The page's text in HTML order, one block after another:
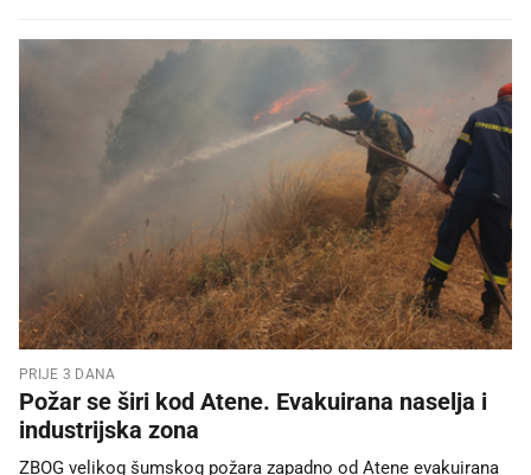
PRIJE 3 DANA
Požar se širi kod Atene. Evakuirana naselja i
industrijska zona
ZBOG velikog šumskog požara zapadno od Atene evakuirana